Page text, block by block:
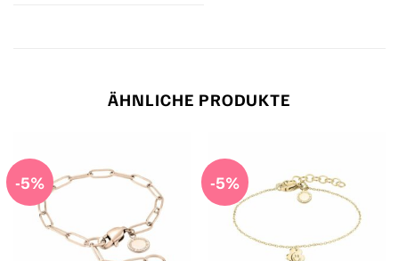
ÄHNLICHE PRODUKTE
-5% -5%